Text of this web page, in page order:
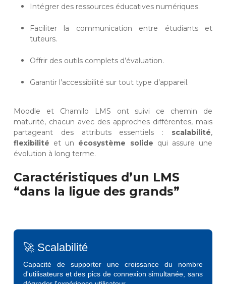
Intégrer des ressources éducatives numériques.
Faciliter la communication entre étudiants et
tuteurs.
Offrir des outils complets d’évaluation.
Garantir l’accessibilité sur tout type d’appareil.
Moodle et Chamilo LMS ont suivi ce chemin de
maturité, chacun avec des approches différentes, mais
partageant des attributs essentiels : scalabilité,
flexibilité et un écosystème solide qui assure une
évolution à long terme.
Caractéristiques d’un LMS
“dans la ligue des grands”
🚀 Scalabilité
Capacité de supporter une croissance du nombre
d'utilisateurs et des pics de connexion simultanée, sans